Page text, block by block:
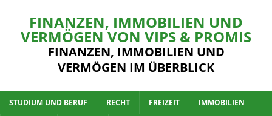
FINANZEN, IMMOBILIEN UND
VERMÖGEN VON VIPS & PROMIS
FINANZEN, IMMOBILIEN UND
VERMÖGEN IM ÜBERBLICK
STUDIUM UND BERUF RECHT FREIZEIT IMMOBILIEN